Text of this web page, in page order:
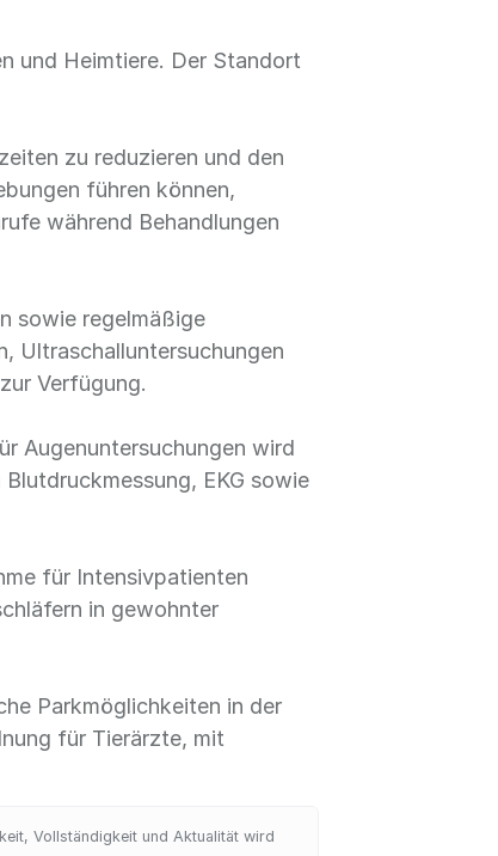
und Heimtiere. Der Standort
zu reduzieren und den
führen können,
während Behandlungen
sowie regelmäßige
Ultraschalluntersuchungen
Verfügung.
Augenuntersuchungen wird
EKG sowie
für Intensivpatienten
in gewohnter
Parkmöglichkeiten in der
für Tierärzte, mit
Vollständigkeit und Aktualität wird